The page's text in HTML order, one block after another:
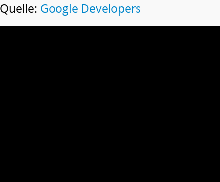
Quelle: Google Developers